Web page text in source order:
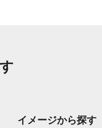
イメージから探す